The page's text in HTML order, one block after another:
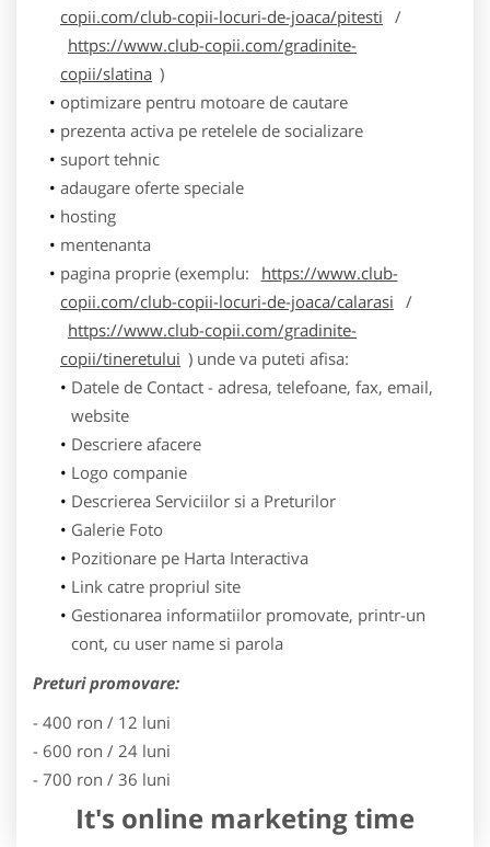
copii.com/club-copii-locuri-de-joaca/pitesti /
https://www.club-copii.com/gradinite-
copii/slatina )
optimizare pentru motoare de cautare
prezenta activa pe retelele de socializare
suport tehnic
adaugare oferte speciale
hosting
mentenanta
pagina proprie (exemplu:
https://www.club-
copii.com/club-copii-locuri-de-joaca/calarasi /
https://www.club-copii.com/gradinite-
copii/tineretului ) unde va puteti afisa:
Datele de Contact - adresa, telefoane, fax, email,
website
Descriere afacere
Logo companie
Descrierea Serviciilor si a Preturilor
Galerie Foto
Pozitionare pe Harta Interactiva
Link catre propriul site
Gestionarea informatiilor promovate, printr-un
cont, cu user name si parola
Preturi promovare:
- 400 ron / 12 luni
- 600 ron / 24 luni
- 700 ron / 36 luni
It's online marketing time